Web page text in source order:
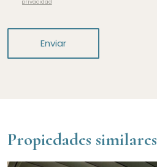
privacidad
Enviar
Propiedades similares